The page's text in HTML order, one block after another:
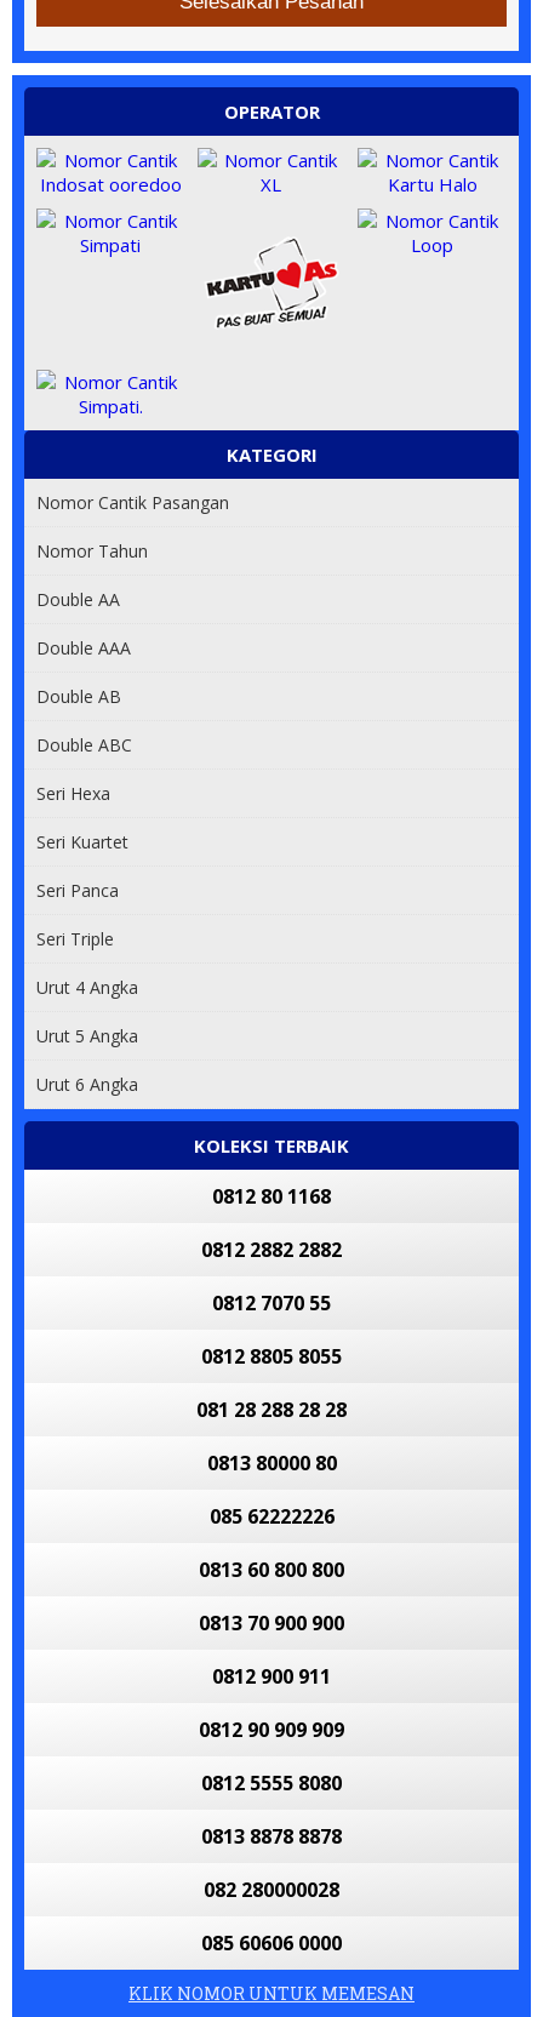
OPERATOR
KATEGORI
Nomor Cantik Pasangan
Nomor Tahun
Double AA
Double AAA
Double AB
Double ABC
Seri Hexa
Seri Kuartet
Seri Panca
Seri Triple
Urut 4 Angka
Urut 5 Angka
Urut 6 Angka
KOLEKSI TERBAIK
0812 80 1168
0812 2882 2882
0812 7070 55
0812 8805 8055
081 28 288 28 28
0813 80000 80
085 62222226
0813 60 800 800
0813 70 900 900
0812 900 911
0812 90 909 909
0812 5555 8080
0813 8878 8878
082 280000028
085 60606 0000
KLIK NOMOR UNTUK MEMESAN